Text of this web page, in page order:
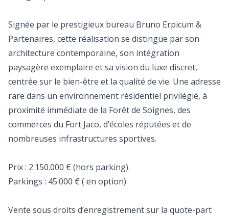
Signée par le prestigieux bureau Bruno Erpicum &
Partenaires, cette réalisation se distingue par son
architecture contemporaine, son intégration
paysagère exemplaire et sa vision du luxe discret,
centrée sur le bien-être et la qualité de vie. Une adresse
rare dans un environnement résidentiel privilégié, à
proximité immédiate de la Forêt de Soignes, des
commerces du Fort Jaco, d’écoles réputées et de
nombreuses infrastructures sportives.
Prix : 2.150.000 € (hors parking).
Parkings : 45.000 € ( en option)
Vente sous droits d’enregistrement sur la quote-part